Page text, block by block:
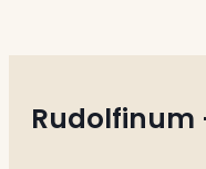
Rudolfinum